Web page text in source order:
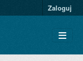
Zaloguj